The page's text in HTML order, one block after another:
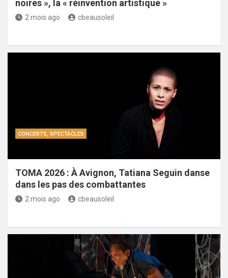
noires », la « réinvention artistique »
2 mois ago cbeausoleil
CONCERTS, SPECTACLES
TOMA 2026 : À Avignon, Tatiana Seguin danse
dans les pas des combattantes
2 mois ago cbeausoleil